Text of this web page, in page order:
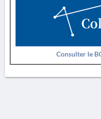
Consulter le